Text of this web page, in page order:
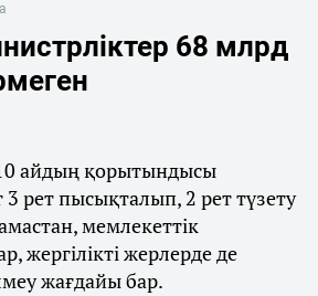
68 млрд
айдың қорытындысы
рет пысықталып, 2 рет түзету
мемлекеттік
жергілікті жерлерде де
жағдайы бар.